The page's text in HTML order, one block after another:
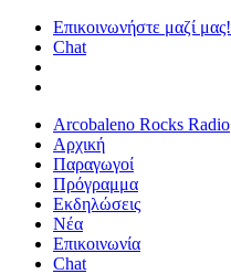
Επικοινωνήστε μαζί μας!
Chat
Arcobaleno Rocks Radio
Αρχική
Παραγωγοί
Πρόγραμμα
Εκδηλώσεις
Νέα
Επικοινωνία
Chat